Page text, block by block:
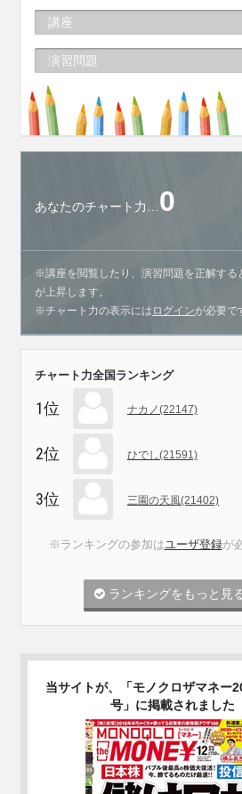
講座
演習問題
あなたのチャート力… 0
※講座を閲覧したり、演習問題を正解する
が上昇します。
※チャート力の表示には ログインが必要で
チャート力全国ランキング
1位 ナカノ(22147)
2位 ひでし(21591)
3位 三園の天風(21402)
※ランキングの参加はユーザ登録が
ランキングをもっと見
当サイトが、「モノクロザマネー
号」に掲載されました